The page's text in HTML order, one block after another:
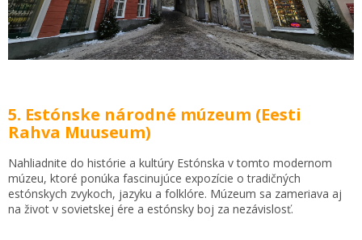
5. Estónske národné múzeum (Eesti
Rahva Muuseum)
Nahliadnite do histórie a kultúry Estónska v tomto modernom
múzeu, ktoré ponúka fascinujúce expozície o tradičných
estónskych zvykoch, jazyku a folklóre. Múzeum sa zameriava aj
na život v sovietskej ére a estónsky boj za nezávislosť.